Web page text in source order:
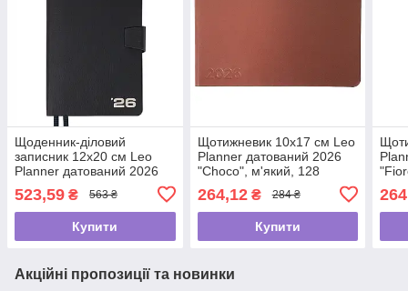
Щоденник-діловий
записник 12х20 см Leo
Planner датований 2026
синій, 352 сторінки
(252629)
523,59 ₴ 563 ₴
Купити
Щотижневик 10х17 см Leo
Planner датований 2026
"Choco", м'який, 128
264,12₴ 284 ₴
Купити
Акційні пропозиції та новинки